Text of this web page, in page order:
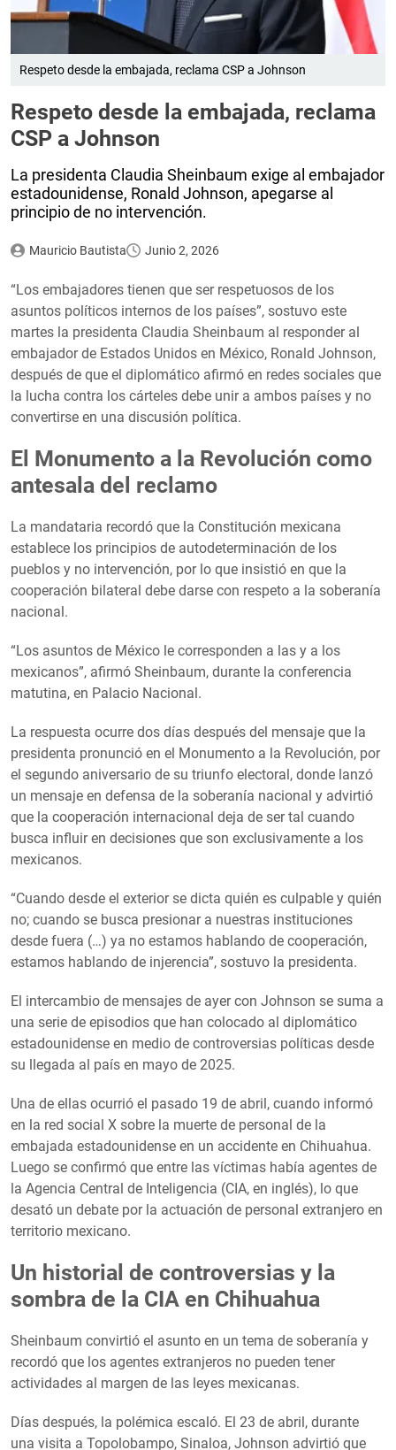
Respeto desde la embajada, reclama CSP a Johnson
Respeto desde la embajada, reclama
CSP a Johnson
La presidenta Claudia Sheinbaum exige al embajador
estadounidense, Ronald Johnson, apegarse al
principio de no intervención.
Mauricio Bautista Junio 2, 2026
“Los embajadores tienen que ser respetuosos de los
asuntos políticos internos de los países”, sostuvo este
martes la presidenta Claudia Sheinbaum al responder al
embajador de Estados Unidos en México, Ronald Johnson,
después de que el diplomático afirmó en redes sociales que
la lucha contra los cárteles debe unir a ambos países y no
convertirse en una discusión política.
El Monumento a la Revolución como
antesala del reclamo
La mandataria recordó que la Constitución mexicana
establece los principios de autodeterminación de los
pueblos y no intervención, por lo que insistió en que la
cooperación bilateral debe darse con respeto a la soberanía
nacional.
“Los asuntos de México le corresponden a las y a los
mexicanos”, afirmó Sheinbaum, durante la conferencia
matutina, en Palacio Nacional.
La respuesta ocurre dos días después del mensaje que la
presidenta pronunció en el Monumento a la Revolución, por
el segundo aniversario de su triunfo electoral, donde lanzó
un mensaje en defensa de la soberanía nacional y advirtió
que la cooperación internacional deja de ser tal cuando
busca influir en decisiones que son exclusivamente a los
mexicanos.
“Cuando desde el exterior se dicta quién es culpable y quién
no; cuando se busca presionar a nuestras instituciones
desde fuera (…) ya no estamos hablando de cooperación,
estamos hablando de injerencia”, sostuvo la presidenta.
El intercambio de mensajes de ayer con Johnson se suma a
una serie de episodios que han colocado al diplomático
estadounidense en medio de controversias políticas desde
su llegada al país en mayo de 2025.
Una de ellas ocurrió el pasado 19 de abril, cuando informó
en la red social X sobre la muerte de personal de la
embajada estadounidense en un accidente en Chihuahua.
Luego se confirmó que entre las víctimas había agentes de
la Agencia Central de Inteligencia (CIA, en inglés), lo que
desató un debate por la actuación de personal extranjero en
territorio mexicano.
Un historial de controversias y la
sombra de la CIA en Chihuahua
Sheinbaum convirtió el asunto en un tema de soberanía y
recordó que los agentes extranjeros no pueden tener
actividades al margen de las leyes mexicanas.
Días después, la polémica escaló. El 23 de abril, durante
una visita a Topolobampo, Sinaloa, Johnson advirtió que